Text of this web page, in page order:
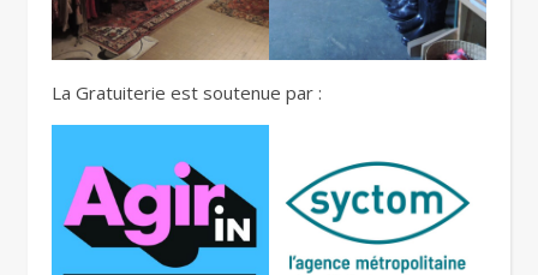
La Gratuiterie est soutenue par :